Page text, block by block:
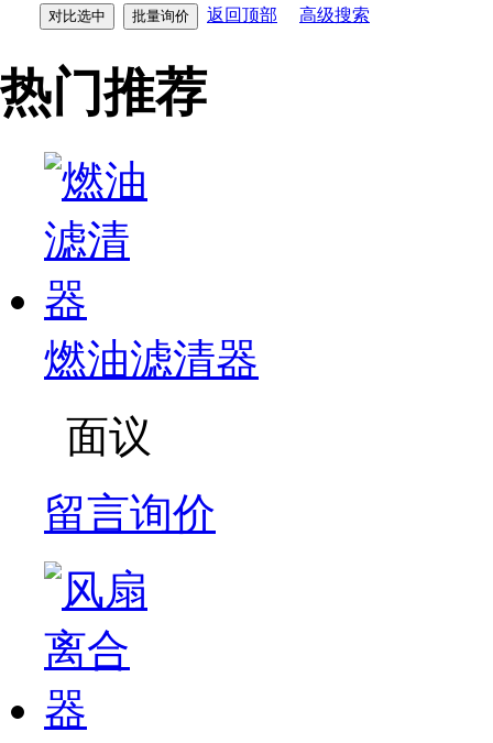
返回顶部 高级搜索
热门推荐
燃油滤清器
面议
留言询价